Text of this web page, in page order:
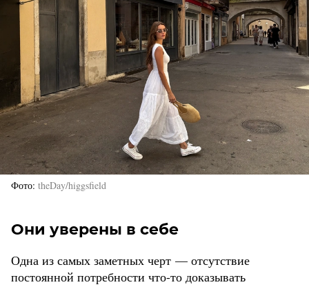
Фото theDay/higgsfield
Они уверены в себе
Одна из самых заметных черт — отсутствие
постоянной потребности что-то доказывать